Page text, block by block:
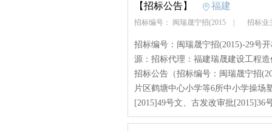
【招标公告】 福建
招标编号： 闽瑞晟宁招(2015 招标业
招标编号：闽瑞晟宁招(2015)-29号
源：招标代理：福建瑞晟建设工程
招标公告（招标编号：闽瑞晟宁招
片区鹤塘中心小学等6所中小学操场
[2015]49号文、古发改审批[2015]36